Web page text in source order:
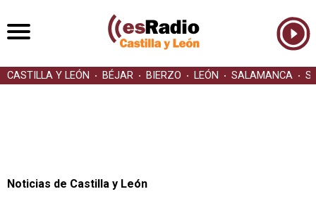
CASTILLA Y LEÓN BÉJAR BIERZO LEÓN SALAMANCA
Noticias de Castilla y León